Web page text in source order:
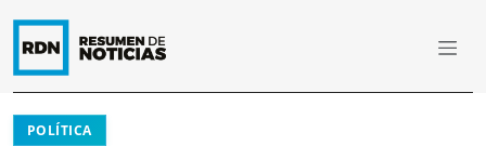
POLÍTICA